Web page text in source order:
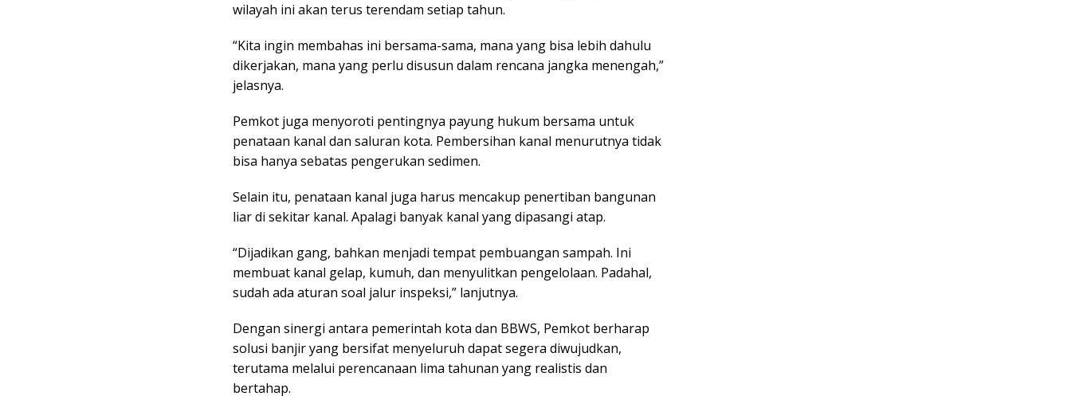
wilayah ini akan terus terendam setiap tahun.
“Kita ingin membahas ini bersama-sama, mana yang bisa lebih dahulu
dikerjakan, mana yang perlu disusun dalam rencana jangka menengah,”
jelasnya.
Pemkot juga menyoroti pentingnya payung hukum bersama untuk
penataan kanal dan saluran kota. Pembersihan kanal menurutnya tidak
bisa hanya sebatas pengerukan sedimen.
Selain itu, penataan kanal juga harus mencakup penertiban bangunan
liar di sekitar kanal. Apalagi banyak kanal yang dipasangi atap.
“Dijadikan gang, bahkan menjadi tempat pembuangan sampah. Ini
membuat kanal gelap, kumuh, dan menyulitkan pengelolaan. Padahal,
sudah ada aturan soal jalur inspeksi,” lanjutnya.
Dengan sinergi antara pemerintah kota dan BBWS, Pemkot berharap
solusi banjir yang bersifat menyeluruh dapat segera diwujudkan,
terutama melalui perencanaan lima tahunan yang realistis dan
bertahap.